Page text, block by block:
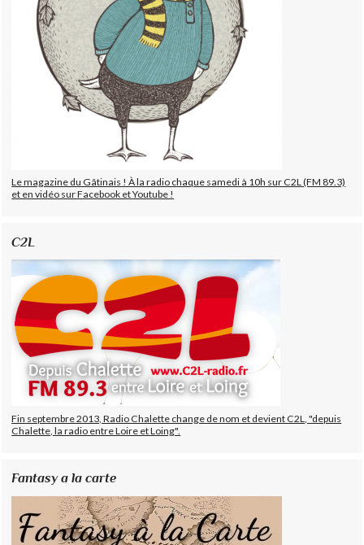
Le magazine du Gâtinais ! À la radio chaque samedi à 10h sur C2L (FM 89.3)
et en vidéo sur Facebook et Youtube !
C2L
Fin septembre 2013, Radio Chalette change de nom et devient C2L, "depuis
Chalette, la radio entre Loire et Loing".
Fantasy a la carte